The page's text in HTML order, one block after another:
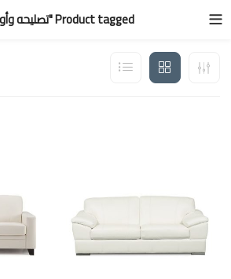
Product tagged "تصليحه وأوكسفورد"